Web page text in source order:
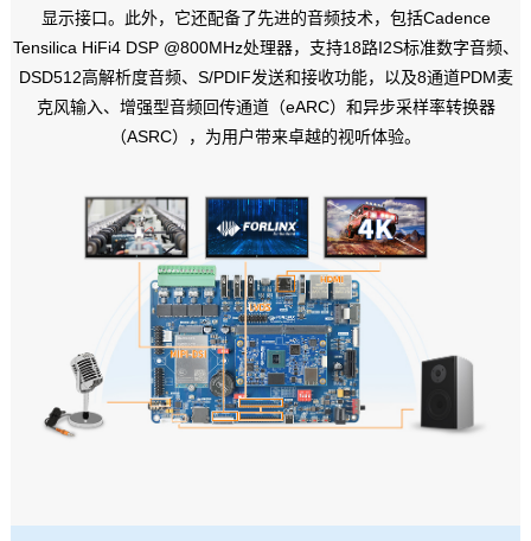
显示接口。此外，它还配备了先进的音频技术，包括Cadence
Tensilica HiFi4 DSP @800MHz处理器，支持18路I2S标准数字音频、
DSD512高解析度音频、S/PDIF发送和接收功能，以及8通道PDM麦
克风输入、增强型音频回传通道（eARC）和异步采样率转换器
（ASRC），为用户带来卓越的视听体验。